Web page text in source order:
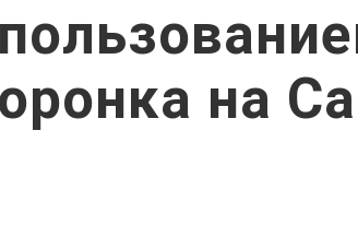
на